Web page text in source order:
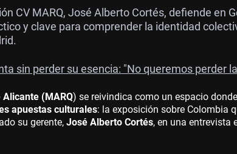
CV MARQ, José Alberto Cortés, defiende en
y clave para comprender la identidad
sin perder su esencia: "No queremos perder
(MARQ) se reivindica como un espacio
apuestas culturales: la exposición sobre Colombia
su gerente, José Alberto Cortés, en una entrevista